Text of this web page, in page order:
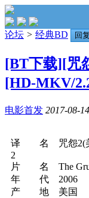
论坛 > 经典BD 回复
[BT下载][咒
[HD-MKV/
电影首发 2017-08-
译 名 咒怨2(美
2
片 名 The
年 代 2006
产 地 美国